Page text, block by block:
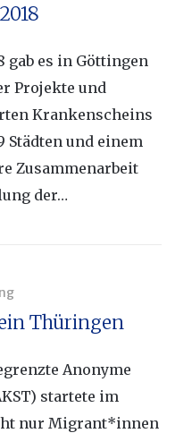
gab es in Göttingen
Projekte und
Krankenscheins
Städten und einem
Zusammenarbeit
der…
Thüringen
Anonyme
startete im
nur Migrant*innen